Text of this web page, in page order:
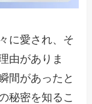
に愛され、そ
由がありま
間があったと
秘密を知るこ